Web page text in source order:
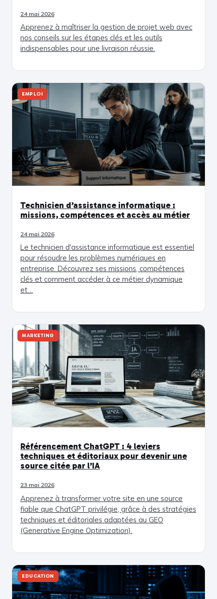
24 mai 2026
Apprenez à maîtriser la gestion de projet web avec
nos conseils sur les étapes clés et les outils
indispensables pour une livraison réussie.
EMPLOI
Technicien d’assistance informatique :
missions, compétences et accès au métier
24 mai 2026
Le technicien d'assistance informatique est essentiel
pour résoudre les problèmes numériques en
entreprise. Découvrez ses missions, compétences
clés et comment accéder à ce métier dynamique
et…
MARKETING
Référencement ChatGPT : 4 leviers
techniques et éditoriaux pour devenir une
source citée par l’IA
23 mai 2026
Apprenez à transformer votre site en une source
fiable que ChatGPT privilégie, grâce à des stratégies
techniques et éditoriales adaptées au GEO
(Generative Engine Optimization).
EDUCATION